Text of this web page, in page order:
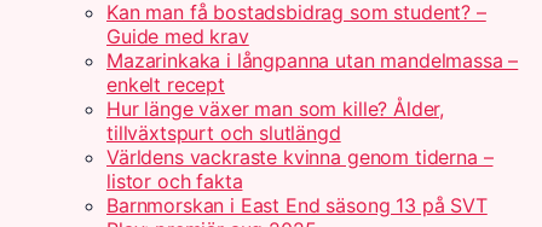
Kan man få bostadsbidrag som student? –
Guide med krav
Mazarinkaka i långpanna utan mandelmassa –
enkelt recept
Hur länge växer man som kille? Ålder,
tillväxtspurt och slutlängd
Världens vackraste kvinna genom tiderna –
listor och fakta
Barnmorskan i East End säsong 13 på SVT